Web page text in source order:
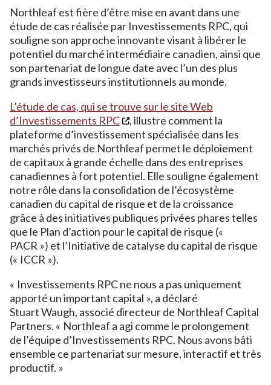
Northleaf est fière d’être mise en avant dans une
étude de cas réalisée par Investissements RPC, qui
souligne son approche innovante visant à libérer le
potentiel du marché intermédiaire canadien, ainsi que
son partenariat de longue date avec l’un des plus
grands investisseurs institutionnels au monde.
L’étude de cas, qui se trouve sur le site Web
d’Investissements RPC
, illustre comment la
plateforme d’investissement spécialisée dans les
marchés privés de Northleaf permet le déploiement
de capitaux à grande échelle dans des entreprises
canadiennes à fort potentiel. Elle souligne également
notre rôle dans la consolidation de l’écosystème
canadien du capital de risque et de la croissance
grâce à des initiatives publiques privées phares telles
que le Plan d’action pour le capital de risque («
PACR ») et l’Initiative de catalyse du capital de risque
(« ICCR »).
« Investissements RPC ne nous a pas uniquement
apporté un important capital », a déclaré
Stuart Waugh, associé directeur de Northleaf Capital
Partners. « Northleaf a agi comme le prolongement
de l’équipe d’Investissements RPC. Nous avons bâti
ensemble ce partenariat sur mesure, interactif et très
productif. »